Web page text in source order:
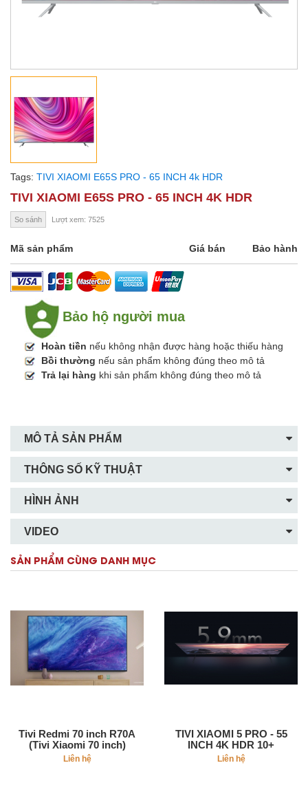
Tags: TIVI XIAOMI E65S PRO - 65 INCH 4k HDR
TIVI XIAOMI E65S PRO - 65 INCH 4K HDR
So sánh Lượt xem: 7525
Mã sản phẩm Giá bán Bảo hành
Bảo hộ người mua
Hoàn tiền nếu không nhận được hàng hoặc thiếu hàng
Bồi thường nếu sản phẩm không đúng theo mô tả
Trả lại hàng khi sản phẩm không đúng theo mô tả
MÔ TẢ SẢN PHẨM
THÔNG SỐ KỸ THUẬT
HÌNH ẢNH
VIDEO
SẢN PHẨM CÙNG DANH MỤC
Tivi Redmi 70 inch R70A
(Tivi Xiaomi 70 inch)
Liên hệ
TIVI XIAOMI 5 PRO - 55
INCH 4K HDR 10+
Liên hệ